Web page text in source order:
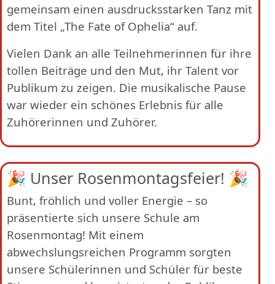
gemeinsam einen ausdrucksstarken Tanz mit
dem Titel „The Fate of Ophelia“ auf.
Vielen Dank an alle Teilnehmerinnen für ihre
tollen Beiträge und den Mut, ihr Talent vor
Publikum zu zeigen. Die musikalische Pause
war wieder ein schönes Erlebnis für alle
Zuhörerinnen und Zuhörer.
🎉 Unser Rosenmontagsfeier! 🎉
Bunt, fröhlich und voller Energie – so
präsentierte sich unsere Schule am
Rosenmontag! Mit einem
abwechslungsreichen Programm sorgten
unsere Schülerinnen und Schüler für beste